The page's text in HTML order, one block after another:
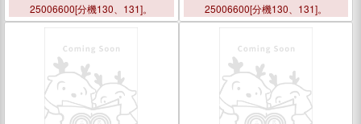
25006600[分機130、131]。
25006600[分機130、131]。